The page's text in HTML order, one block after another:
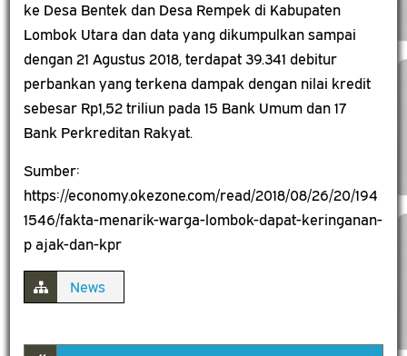
ke Desa Bentek dan Desa Rempek di Kabupaten
Lombok Utara dan data yang dikumpulkan sampai
dengan 21 Agustus 2018, terdapat 39.341 debitur
perbankan yang terkena dampak dengan nilai kredit
sebesar Rp1,52 triliun pada 15 Bank Umum dan 17
Bank Perkreditan Rakyat.
Sumber:
https://economy.okezone.com/read/2018/08/26/20/194
1546/fakta-menarik-warga-lombok-dapat-keringanan-
p ajak-dan-kpr
News